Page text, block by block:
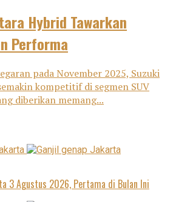
Hybrid Tawarkan
Performa
pada November 2025, Suzuki
kompetitif di segmen SUV
diberikan memang...
3 Agustus 2026, Pertama di Bulan Ini